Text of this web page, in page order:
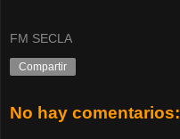
FM SECLA
Compartir
No hay comentarios: